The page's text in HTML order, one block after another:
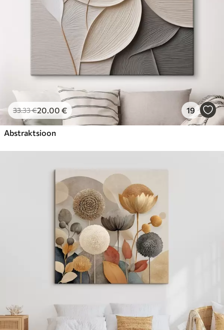
33.33€20.00 € 19
Abstraktsioon